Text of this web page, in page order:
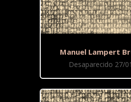
Manuel Lampert
Desaparecido 27/